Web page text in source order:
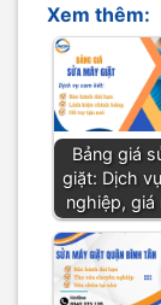
Xem thêm:
Bảng giá
giặt: Dịch
nghiệp, giá